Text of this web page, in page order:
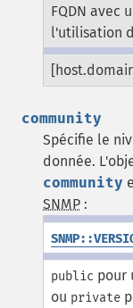
FQDN avec
l'utilisation
community
Spécifie le
donnée.
community
SNMP :
public pour
ou private